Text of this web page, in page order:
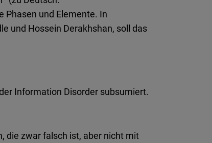
Phasen und Elemente. In
und Hossein Derakhshan, soll das
Information Disorder subsumiert.
die zwar falsch ist, aber nicht mit